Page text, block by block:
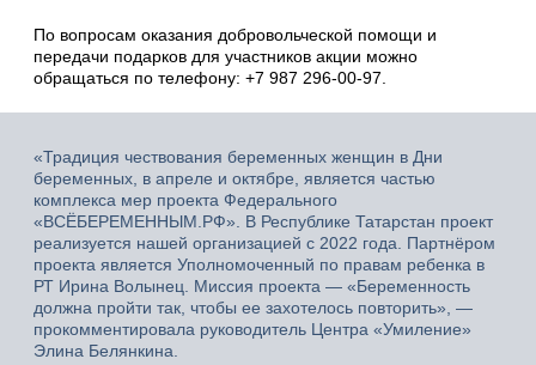
По вопросам оказания добровольческой помощи и
передачи подарков для участников акции можно
обращаться по телефону: +7 987 296‑00‑97.
«Традиция чествования беременных женщин в Дни
беременных, в апреле и октябре, является частью
комплекса мер проекта Федерального
«ВСЁБЕРЕМЕННЫМ.РФ». В Республике Татарстан проект
реализуется нашей организацией с 2022 года. Партнёром
проекта является Уполномоченный по правам ребенка в
РТ Ирина Волынец. Миссия проекта — «Беременность
должна пройти так, чтобы ее захотелось повторить», —
прокомментировала руководитель Центра «Умиление»
Элина Белянкина.